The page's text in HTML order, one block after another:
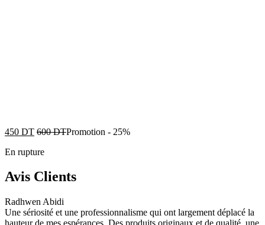
450 DT 600DTPromotion - 25%
En rupture
Avis Clients
Radhwen Abidi
Une sériosité et une professionnalisme qui ont largement déplacé la